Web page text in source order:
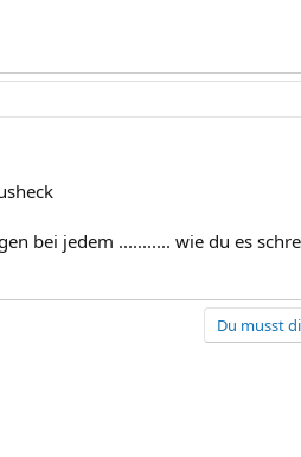
bei jedem ........... wie du es
Du musst